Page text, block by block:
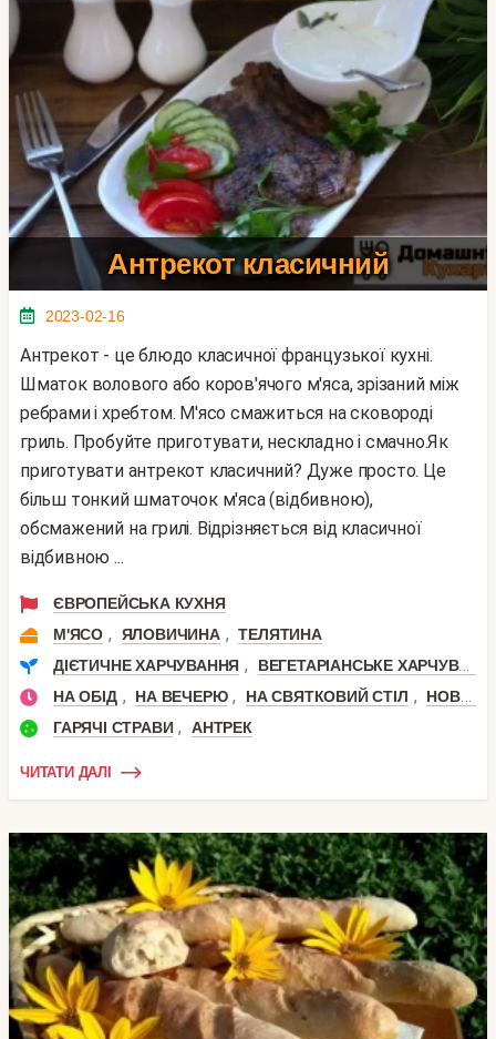
Антрекот класичний
2023-02-16
Антрекот - це блюдо класичної французької кухні.
Шматок волового або коров'ячого м'яса, зрізаний між
ребрами і хребтом. М'ясо смажиться на сковороді
гриль. Пробуйте приготувати, нескладно і смачно.Як
приготувати антрекот класичний? Дуже просто. Це
більш тонкий шматочок м'яса (відбивною),
обсмажений на грилі. Відрізняється від класичної
відбивною ...
ЄВРОПЕЙСЬКА КУХНЯ
М'ЯСО , ЯЛОВИЧИНА , ТЕЛЯТИНА
ДІЄТИЧНЕ ХАРЧУВАННЯ ,
ВЕГЕТАРІАНСЬКЕ ХАРЧУВАННЯ
НА ОБІД , НА ВЕЧЕРЮ , НА СВЯТКОВИЙ СТІЛ ,
НОВИЙ РІК
ГАРЯЧІ СТРАВИ , АНТРЕК
ЧИТАТИ ДАЛІ